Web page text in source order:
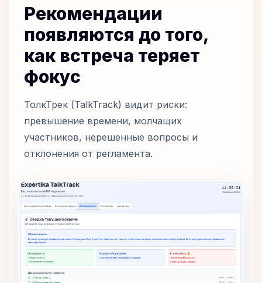
Рекомендации
появляются до того,
как встреча теряет
фокус
ТолкТрек (TalkTrack) видит риски:
превышение времени, молчащих
участников, нерешенные вопросы и
отклонения от регламента.